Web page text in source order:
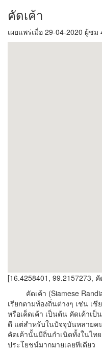
คัดเค้า
เผยแพร่เมื่อ 29-04-2020 ผู้ชม
[16.4258401, 99.2157273, คั
คัดเค้า (Siamese
เรียกตามท้องถิ่นต่างๆ เช่น เชี
หรือเค็ดเค้า เป็นต้น คัดเค้าเ
ดี แต่สำหรับในปัจจุบันหลายค
คัดเค้านั้นมีถิ่นกำเนิดทั้งในไท
ประโยชน์มากมายเลยทีเดียว